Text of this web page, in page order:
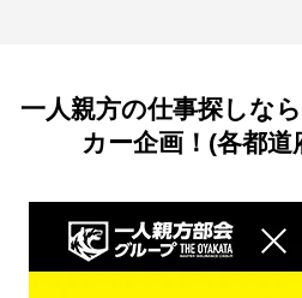
一人親方の仕事探しな
カー企画！(各都道